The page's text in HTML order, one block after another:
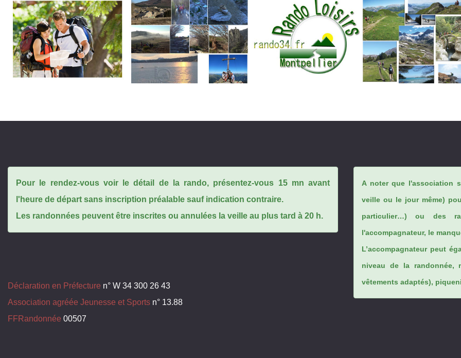
Pour le rendez-vous voir le détail de la rando, présentez-vous 15 mn avant
l'heure de départ sans inscription préalable sauf indication contraire.
Les randonnées peuvent être inscrites ou annulées la veille au plus tard à 20 h.
Déclaration en Préfecture n° W 34 300 26 43
Association agréée Jeunesse et Sports n° 13.88
FFRandonnée 00507
A noter que l'association
veille ou le jour même)
particulier…) ou des
l'accompagnateur, le
L’accompagnateur peut
niveau de la randonnée,
vêtements adaptés),